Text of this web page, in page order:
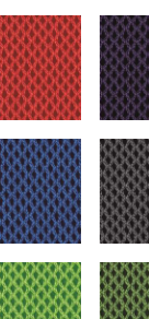
7261 rot
7265 blau